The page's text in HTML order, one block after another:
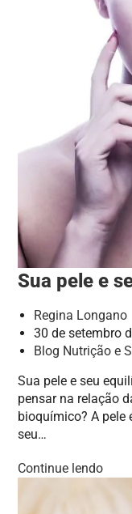
Sua pele e
Regina Longano
30 de setembro
Blog Nutrição e
Sua pele e seu
pensar na relação
bioquímico? A pele
seu…
Continue lendo